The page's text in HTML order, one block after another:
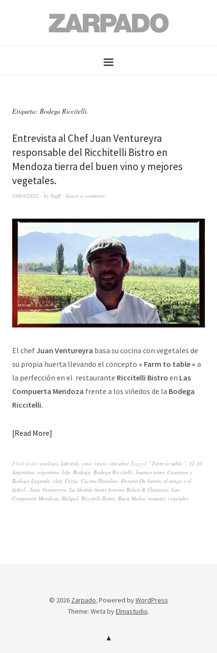
Etiqueta: Bodega Riccitelli.
Entrevista al Chef Juan Ventureyra
responsable del Ricchitelli Bistro en
Mendoza tierra del buen vino y mejores
vegetales.
18/03/2022 by Staff Leave a comment
El chefJuan Ventureyra basa su cocina con vegetales de
su propia huerta llevando el concepto » Farm to table « a
la perfección en el restaurante Riccitelli Bistro en Las
Compuerta Mendoza frente a los viñedos de la Bodega
Riccitelli.
Read More
Filed underenologo Lifestyle vino vinos viticultor Tagged " Farm to table " 12.10
Argentina argentina bife Bodega Bodega Riccitelli. buenos aires Casarena y
Bodega Lagarde chef, Crizia Cucina Paradiso Donato De Santis el tango y el
fútbol. Juan Ventureyra La Abstide Saint Antoine Relais & Chateaux Las
Compuerta Mendoza Melipal Riccitelli Bistro Ruca Malen tomates vegetales
© 2026 Zarpado. Powered byWordPress
Theme: Weta byElmastudio.